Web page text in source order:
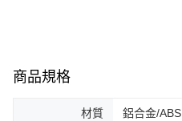
商品規格
材質 鋁合金/ABS